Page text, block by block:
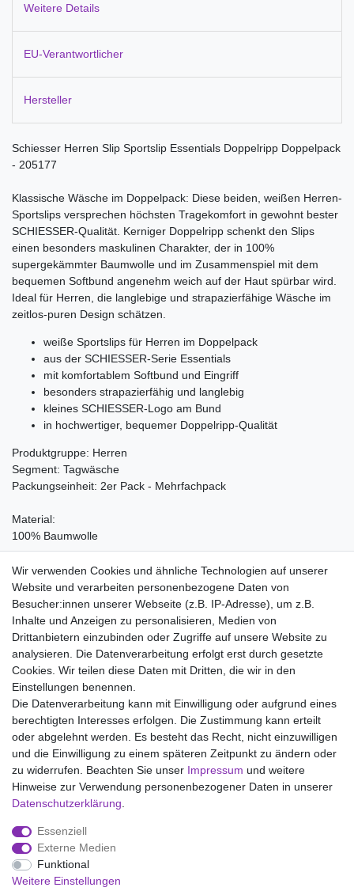
Weitere Details
EU-Verantwortlicher
Hersteller
Schiesser Herren Slip Sportslip Essentials Doppelripp Doppelpack
- 205177
Klassische Wäsche im Doppelpack: Diese beiden, weißen Herren-
Sportslips versprechen höchsten Tragekomfort in gewohnt bester
SCHIESSER-Qualität. Kerniger Doppelripp schenkt den Slips
einen besonders maskulinen Charakter, der in 100%
supergekämmter Baumwolle und im Zusammenspiel mit dem
bequemen Softbund angenehm weich auf der Haut spürbar wird.
Ideal für Herren, die langlebige und strapazierfähige Wäsche im
zeitlos-puren Design schätzen.
weiße Sportslips für Herren im Doppelpack
aus der SCHIESSER-Serie Essentials
mit komfortablem Softbund und Eingriff
besonders strapazierfähig und langlebig
kleines SCHIESSER-Logo am Bund
in hochwertiger, bequemer Doppelripp-Qualität
Produktgruppe: Herren
Segment: Tagwäsche
Packungseinheit: 2er Pack - Mehrfachpack
Material:
100% Baumwolle
Pflegehinweis:
Waschen bei 95°C, Nicht bleichen, Trockner (Stufe 1), Heiss
Bügeln (Stufe 3), Nicht chemisch reinigen
Wir liefern mit DHL (auch Samstags)
Kostenloser Versand
14 Tage Rückgaberecht
Impressum Daten­schutz­erklärung AGB
Widerrufs­recht
Wir verwenden Cookies und ähnliche Technologien auf unserer
Website und verarbeiten personenbezogene Daten von
Besucher:innen unserer Webseite (z.B. IP-Adresse), um z.B.
Inhalte und Anzeigen zu personalisieren, Medien von
Drittanbietern einzubinden oder Zugriffe auf unsere Website zu
analysieren. Die Datenverarbeitung erfolgt erst durch gesetzte
Cookies. Wir teilen diese Daten mit Dritten, die wir in den
Einstellungen benennen.
Die Datenverarbeitung kann mit Einwilligung oder aufgrund eines
berechtigten Interesses erfolgen. Die Zustimmung kann erteilt
oder abgelehnt werden. Es besteht das Recht, nicht einzuwilligen
und die Einwilligung zu einem späteren Zeitpunkt zu ändern oder
zu widerrufen. Beachten Sie unser Impressum und weitere
Hinweise zur Verwendung personenbezogener Daten in unserer
Daten­schutz­erklärung
Essenziell
Externe Medien
Funktional
Weitere Einstellungen